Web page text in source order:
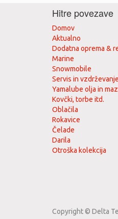
Hitre povezave
Domov
Aktualno
Dodatna oprema &
Marine
Snowmobile
Servis in vzdrževanje
Yamalube olja in
Kovčki, torbe itd.
Oblačila
Rokavice
Čelade
Darila
Otroška kolekcija
Copyright © Delta